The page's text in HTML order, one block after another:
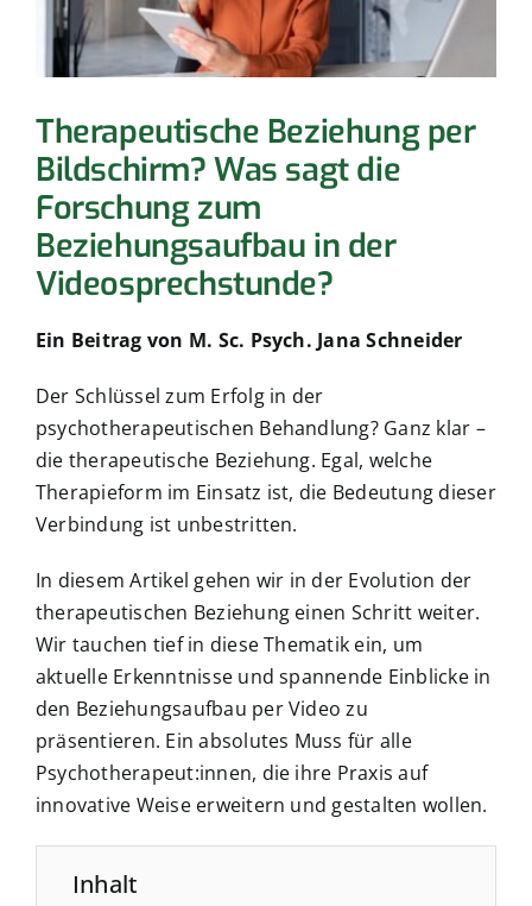
Produktvorstellung buchen
Technischer Support
Therapeutische Beziehung per
Bildschirm? Was sagt die
Forschung zum
Beziehungsaufbau in der
Videosprechstunde?
Ein Beitrag von M. Sc. Psych. Jana Schneider
Der Schlüssel zum Erfolg in der
psychotherapeutischen Behandlung? Ganz klar –
die therapeutische Beziehung. Egal, welche
Therapieform im Einsatz ist, die Bedeutung dieser
Verbindung ist unbestritten.
In diesem Artikel gehen wir in der Evolution der
therapeutischen Beziehung einen Schritt weiter.
Wir tauchen tief in diese Thematik ein, um
aktuelle Erkenntnisse und spannende Einblicke in
den Beziehungsaufbau per Video zu
präsentieren. Ein absolutes Muss für alle
Psychotherapeut:innen, die ihre Praxis auf
innovative Weise erweitern und gestalten wollen.
Inhalt